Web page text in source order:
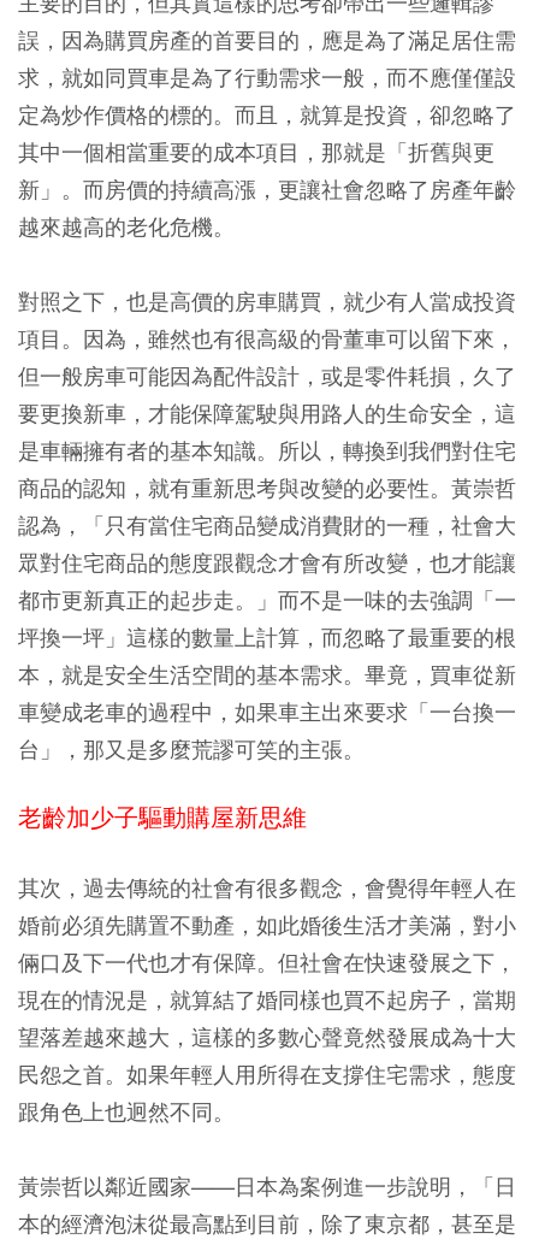
誤，因為購買房產的首要目的，應是為了滿足居住需
求，就如同買車是為了行動需求一般，而不應僅僅設
定為炒作價格的標的。而且，就算是投資，卻忽略了
其中一個相當重要的成本項目，那就是「折舊與更
新」。而房價的持續高漲，更讓社會忽略了房產年齡
越來越高的老化危機。
對照之下，也是高價的房車購買，就少有人當成投資
項目。因為，雖然也有很高級的骨董車可以留下來，
但一般房車可能因為配件設計，或是零件耗損，久了
要更換新車，才能保障駕駛與用路人的生命安全，這
是車輛擁有者的基本知識。所以，轉換到我們對住宅
商品的認知，就有重新思考與改變的必要性。黃崇哲
認為，「只有當住宅商品變成消費財的一種，社會大
眾對住宅商品的態度跟觀念才會有所改變，也才能讓
都市更新真正的起步走。」而不是一味的去強調「一
坪換一坪」這樣的數量上計算，而忽略了最重要的根
本，就是安全生活空間的基本需求。畢竟，買車從新
車變成老車的過程中，如果車主出來要求「一台換一
台」，那又是多麼荒謬可笑的主張。
老齡加少子驅動購屋新思維
其次，過去傳統的社會有很多觀念，會覺得年輕人在
婚前必須先購置不動產，如此婚後生活才美滿，對小
倆口及下一代也才有保障。但社會在快速發展之下，
現在的情況是，就算結了婚同樣也買不起房子，當期
望落差越來越大，這樣的多數心聲竟然發展成為十大
民怨之首。如果年輕人用所得在支撐住宅需求，態度
跟角色上也迥然不同。
黃崇哲以鄰近國家――日本為案例進一步說明，「日
本的經濟泡沫從最高點到目前，除了東京都，甚至是